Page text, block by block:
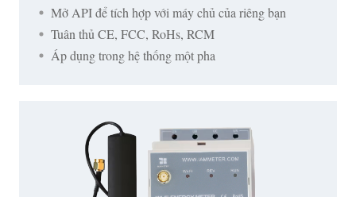
Mở API để tích hợp với máy chủ của riêng bạn
Tuân thủ CE, FCC, RoHs, RCM
Áp dụng trong hệ thống một pha